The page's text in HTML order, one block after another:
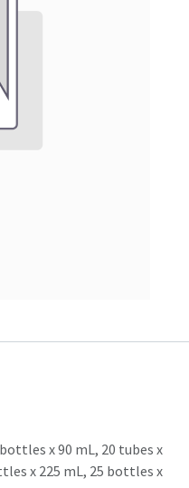
x 90 mL, 20 tubes x
x 225 mL, 25 bottles x